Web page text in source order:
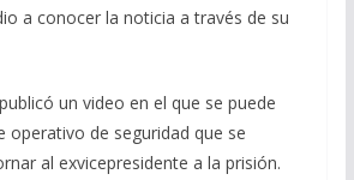
a conocer la noticia a través de su
un video en el que se puede
operativo de seguridad que se
al exvicepresidente a la prisión.